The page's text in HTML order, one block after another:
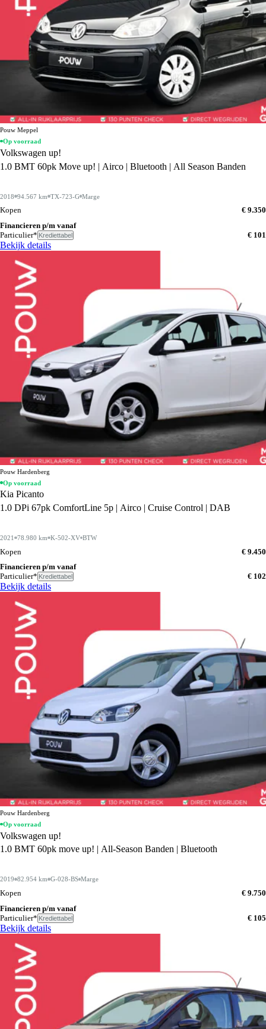
Pouw Meppel
Op voorraad
Volkswagen up!
1.0 BMT 60pk Move up! | Airco | Bluetooth | All Season Banden
2018 94.567 km TX-723-G Marge
Kopen
€ 9.350
Financieren p/m vanaf
Particulier* Krediettabel € 101
Bekijk details
Pouw Hardenberg
Op voorraad
Kia Picanto
1.0 DPi 67pk ComfortLine 5p | Airco | Cruise Control | DAB
2021 78.980 km K-502-XV BTW
Kopen
€ 9.450
Financieren p/m vanaf
Particulier* Krediettabel € 102
Bekijk details
Pouw Hardenberg
Op voorraad
Volkswagen up!
1.0 BMT 60pk move up! | All-Season Banden | Bluetooth
2019 82.954 km G-028-BS Marge
Kopen
€ 9.750
Financieren p/m vanaf
Particulier* Krediettabel € 105
Bekijk details